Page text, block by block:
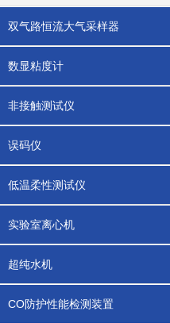
双气路恒流大气采样器
数显粘度计
非接触测试仪
误码仪
低温柔性测试仪
实验室离心机
超纯水机
CO防护性能检测装置